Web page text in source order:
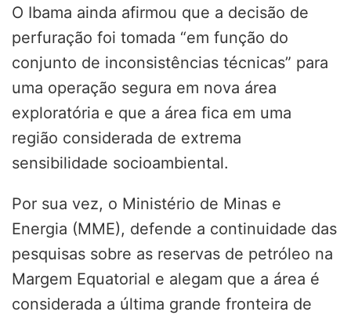
O Ibama ainda afirmou que a decisão de
perfuração foi tomada “em função do
conjunto de inconsistências técnicas” para
uma operação segura em nova área
exploratória e que a área fica em uma
região considerada de extrema
sensibilidade socioambiental.
Por sua vez, o Ministério de Minas e
Energia (MME), defende a continuidade das
pesquisas sobre as reservas de petróleo na
Margem Equatorial e alegam que a área é
considerada a última grande fronteira de